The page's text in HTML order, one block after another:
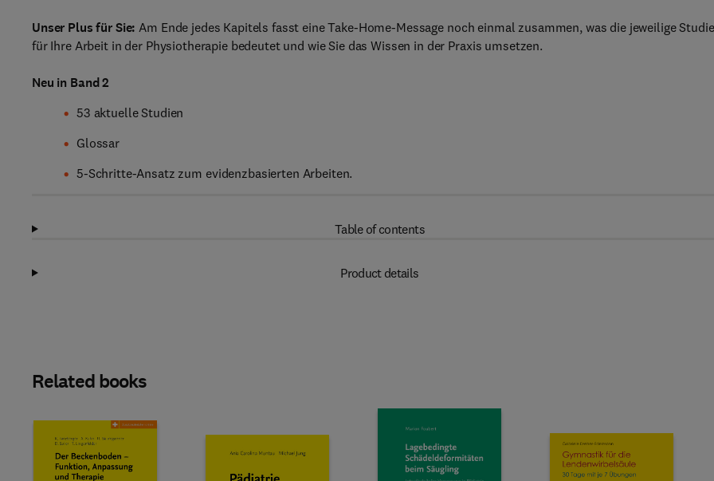
Unser Plus für Sie: Am Ende jedes Kapitels fasst eine Take-Home-Message noch einmal zusammen, was die jeweilige Studie
für Ihre Arbeit in der Physiotherapie bedeutet und wie Sie das Wissen in der Praxis umsetzen.
Neu in Band 2
53 aktuelle Studien
Glossar
5-Schritte-Ansatz zum evidenzbasierten Arbeiten.
Table of contents
Product details
Related books